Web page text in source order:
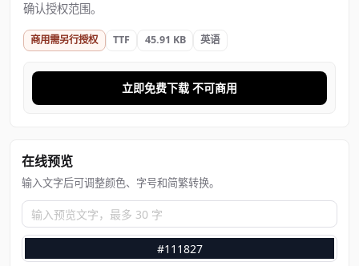
确认授权范围。
商用需另行授权 TTF 45.91 KB 英语
立即免费下载 不可商用
在线预览
输入文字后可调整颜色、字号和简繁转换。
输入预览文字，最多 30 字
#111827